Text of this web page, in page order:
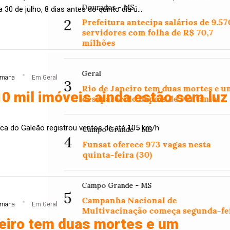
de julho, 8 dias antes do quinto dia ú...
Em Geral
mil imóveis ainda estão sem luz
do Galeão registrou ventos de até 105 km/h
Em Geral
tem duas mortes e um
2
Dourados - MS
Prefeitura antecipa salários de
servidores com folha de R$ 70,7
milhões
3
Geral
Rio de Janeiro tem duas mortes e
desaparecido depois de ventania
4
Campo Grande - MS
Funsat oferece 973 vagas nesta
quinta-feira (30)
5
Campo Grande - MS
Campanha Nacional de
Multivacinação começa segunda-